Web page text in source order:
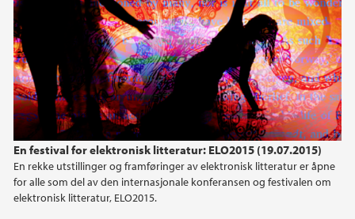
En festival for elektronisk litteratur: ELO2015 (19.07.2015)
En rekke utstillinger og framføringer av elektronisk litteratur er åpne
for alle som del av den internasjonale konferansen og festivalen om
elektronisk litteratur, ELO2015.
2021
2019
2016
2015